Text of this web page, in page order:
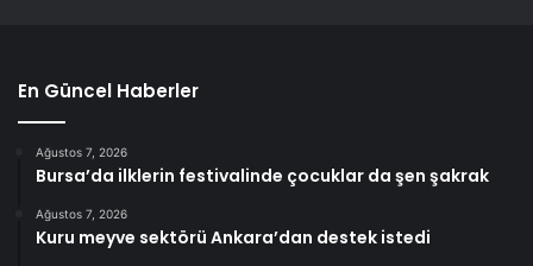
En Güncel Haberler
Ağustos 7, 2026
Bursa’da ilklerin festivalinde çocuklar da şen şakrak
Ağustos 7, 2026
Kuru meyve sektörü Ankara’dan destek istedi